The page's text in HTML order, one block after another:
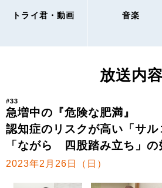
トライ君・動画 音楽
放送内
#33
急増中の『危険な肥満』
認知症のリスクが高い「サル
「ながら 四股踏み立ち」の
2023年2月26日（日）